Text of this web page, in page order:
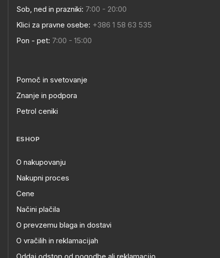
Sob, ned in prazniki: 7:00 - 20:00
Klici za pravne osebe: +386 1 58 63 535
Pon - pet: 7:00 - 15:00
Pomoč in svetovanje
Znanje in podpora
Petrol ceniki
ESHOP
O nakupovanju
Nakupni proces
Cene
Načini plačila
O prevzemu blaga in dostavi
O vračilih in reklamacijah